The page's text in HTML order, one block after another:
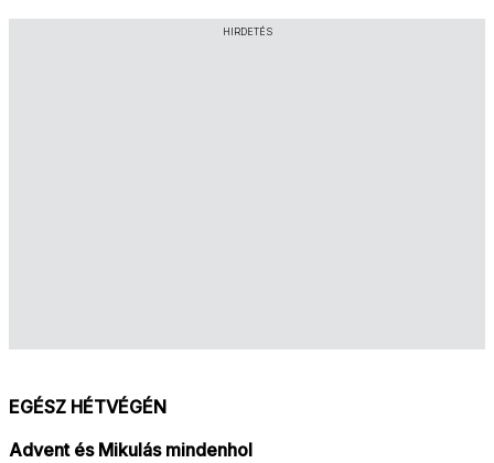
HIRDETÉS
EGÉSZ HÉTVÉGÉN
Advent és Mikulás mindenhol